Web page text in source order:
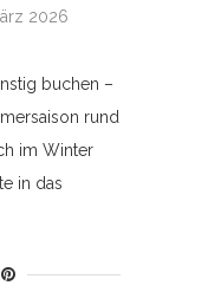
2026
buchen –
rund
im Winter
in das